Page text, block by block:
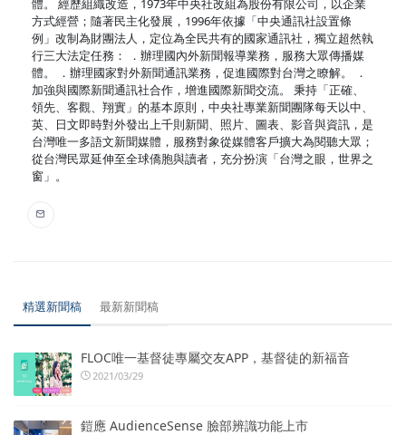
方式經營；隨著民主化發展，1996年依據「中央通訊社設置條
例」改制為財團法人，定位為全民共有的國家通訊社，獨立超然執
行三大法定任務： ．辦理國內外新聞報導業務，服務大眾傳播媒
體。 ．辦理國家對外新聞通訊業務，促進國際對台灣之瞭解。 ．
加強與國際新聞通訊社合作，增進國際新聞交流。 秉持「正確、
領先、客觀、翔實」的基本原則，中央社專業新聞團隊每天以中、
英、日文即時對外發出上千則新聞、照片、圖表、影音與資訊，是
台灣唯一多語文新聞媒體，服務對象從媒體客戶擴大為閱聽大眾；
從台灣民眾延伸至全球僑胞與讀者，充分扮演「台灣之眼，世界之
窗」。
精選新聞稿 最新新聞稿
FLOC唯一基督徒專屬交友APP，基督徒的新福音
2021/03/29
鎧應 AudienceSense 臉部辨識功能上市